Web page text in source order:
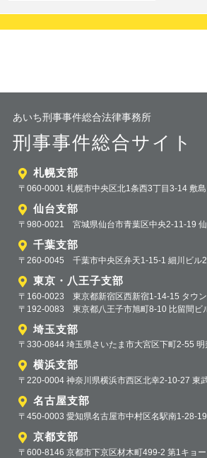
あいち刑事事件総合法律事務所
刑事事件総合サイト
札幌支部
〒060-0001 札幌市中央区北1条西3丁目3-14 敷
仙台支部
〒980-0021 宮城県仙台市青葉区中央2-11-19
千葉支部
〒260-0045 千葉市中央区弁天1-15-1 細川ビル
東京・八王子支部
〒160-0023 東京都新宿区西新宿1-14-15 タウ
〒192-0083 東京都八王子市旭町8-10 比留間ビ
埼玉支部
〒330-0844 埼玉県さいたま市大宮区下町2-55
横浜支部
〒220-0004 神奈川県横浜市西区北幸2-10-27 東
名古屋支部
〒450-0003 愛知県名古屋市中村区名駅南1-28-
京都支部
〒600-8146 京都市下京区材木町499-2 第1キョ